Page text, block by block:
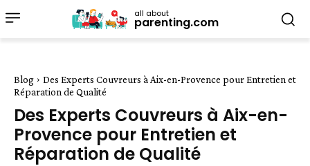
all about
parenting.com
Blog
Des Experts Couvreurs à Aix-en-Provence pour Entretien et
Réparation de Qualité
Des Experts Couvreurs à Aix-en-
Provence pour Entretien et
Réparation de Qualité